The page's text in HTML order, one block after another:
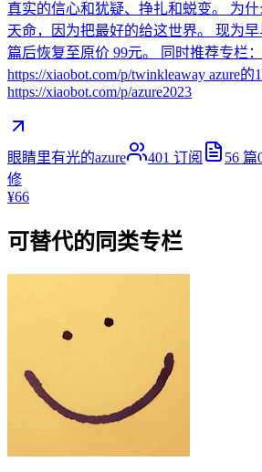
真实的信心和犹疑、挣扎和蜕变。 为
天命，因为把最好的给这世界。 现为
篇后恢复至原价 99元。 同时推荐专栏：
https://xiaobot.com/p/twinkleaway azure的
https://xiaobot.com/p/azure2023
眼睛里有光的azure 401 订阅 56 篇
修
¥66
可替代的同类专栏